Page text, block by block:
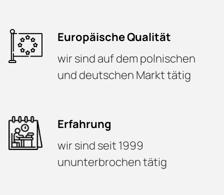
Europäische Qualität
wir sind auf dem polnischen
und deutschen Markt tätig
Erfahrung
wir sind seit 1999
ununterbrochen tätig